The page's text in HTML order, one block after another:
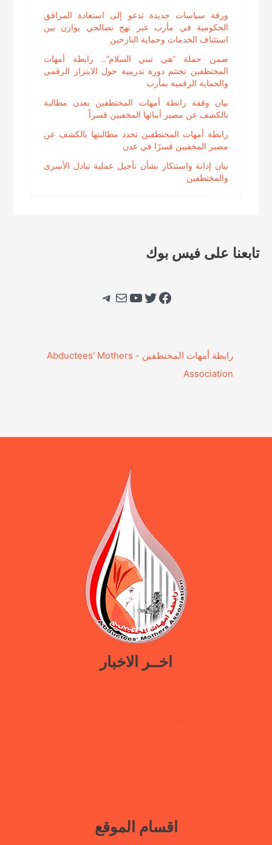
ورقة سياسات جديدة تدعو إلى استعادة المرافق
الحكومية في مأرب عبر نهج تصالحي يوازن بين
استئناف الخدمات وحماية النازحين
ضمن حملة “هي تبني السلام”.. رابطة أمهات
المختطفين تختتم دورة تدريبية حول الابتزاز الرقمي
والحماية الرقمية بمأرب
بيان وقفة رابطة أمهات المختطفين بعدن مطالبة
بالكشف عن مصير أبنائها المخفيين قسراً
رابطة أمهات المختطفين تجدد مطالبتها بالكشف عن
مصير المخفيين قسرًا في عدن
بيان إدانة واستنكار بشأن تأجيل عملية تبادل الأسرى
والمختطفين
تابعنا على فيس بوك
فيسبوك تويتر يوتيوببريد تيليجرام
‎رابطة أمهات المختطفين - Abductees' Mothers
Association‎
اخــر الاخبار
اقسام الموقع